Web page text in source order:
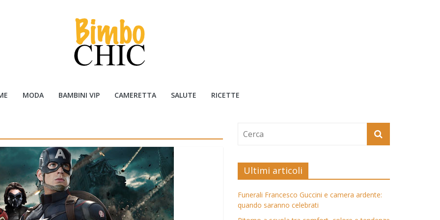
MODA BAMBINI VIP CAMERETTA SALUTE RICETTE
Ultimi articoli
Funerali Francesco Guccini e camera ardente:
quando saranno celebrati